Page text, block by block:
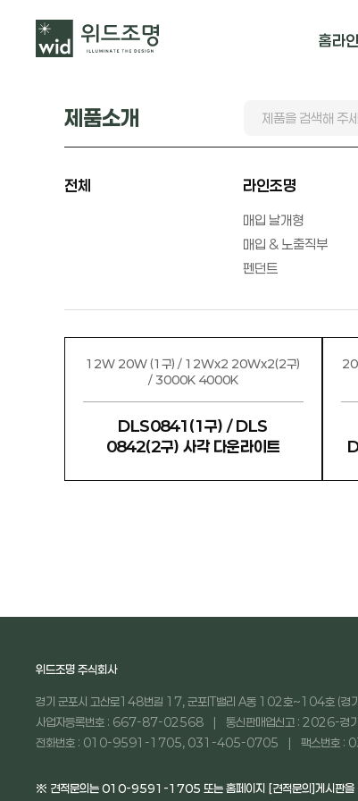
홈라
매입 &
펜
제품소개
전체 라인조명
매입 날개형
매입 & 노출직부
펜던트
12W 20W (1구) / 12Wx2 20Wx2(2구)
/ 3000K 4000K
DLS0841(1구) / DLS
0842(2구) 사각 다운라이트
위드조명 주식회사
경기 군포시 고산로148번길 17, 군포IT밸리 A동 102호~104호 (경
사업자등록번호 : 667-87-02568
통신판매업신고 : 2026-경
전화번호 : 010-9591-1705, 031-405-0705
팩스번호
※ 견적문의는 010-9591-1705 또는 홈페이지 [견적문의]게시판을